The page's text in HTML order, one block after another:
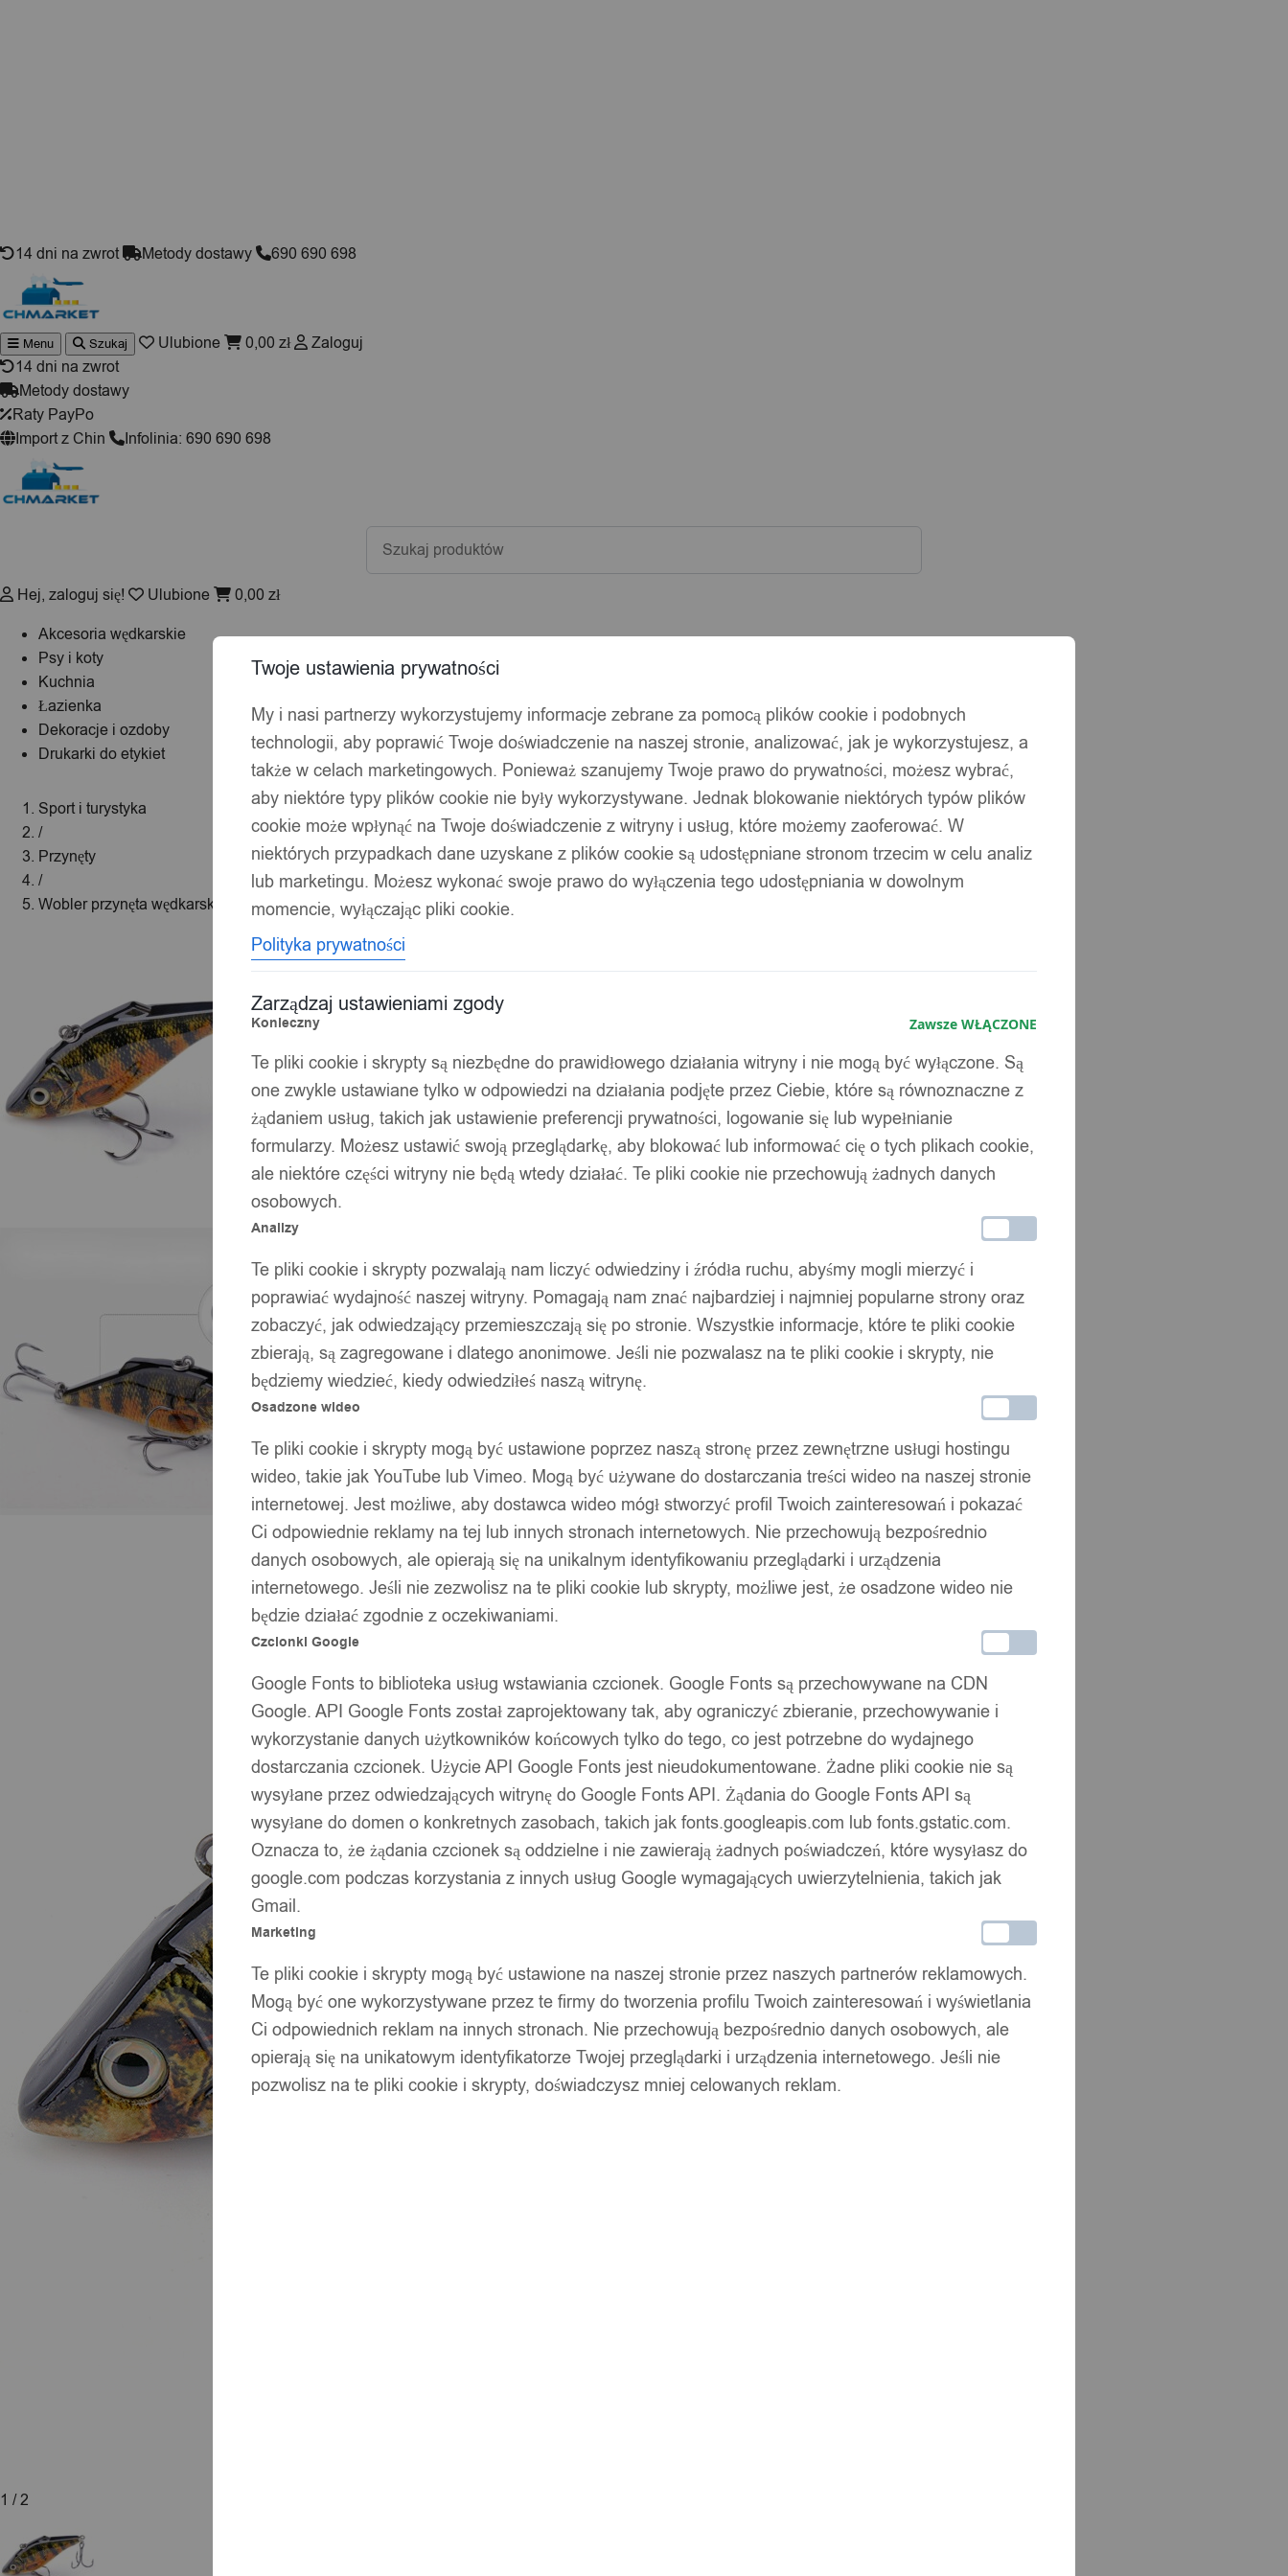
14 dni na zwrot Metody dostawy 690 690 698
Menu Szukaj Ulubione 0,00 zł
Zaloguj
14 dni na zwrot
Metody dostawy
Raty PayPo
Import z Chin
Infolinia: 690 690 698
Wyszukiwarka
produktów
Hej, zaloguj się! Ulubione 0,00 zł
Akcesoria wędkarskie
Psy i koty
Kuchnia
Łazienka
Dekoracje i ozdoby
Drukarki do etykiet
Sport i turystyka
/
Przynęty
/
Wobler przynęta wędkarska szczupak sandacz sum okoń skuteczny 7cm 13g
1 / 2
Twoje ustawienia prywatności
My i nasi partnerzy wykorzystujemy informacje zebrane za pomocą plików cookie i podobnych
technologii, aby poprawić Twoje doświadczenie na naszej stronie, analizować, jak je wykorzystujesz, a
także w celach marketingowych. Ponieważ szanujemy Twoje prawo do prywatności, możesz wybrać,
aby niektóre typy plików cookie nie były wykorzystywane. Jednak blokowanie niektórych typów plików
cookie może wpłynąć na Twoje doświadczenie z witryny i usług, które możemy zaoferować. W
niektórych przypadkach dane uzyskane z plików cookie są udostępniane stronom trzecim w celu analiz
lub marketingu. Możesz wykonać swoje prawo do wyłączenia tego udostępniania w dowolnym
momencie, wyłączając pliki cookie.
Polityka prywatności
Zarządzaj ustawieniami zgody
Konieczny Zawsze WŁĄCZONE
Te pliki cookie i skrypty są niezbędne do prawidłowego działania witryny i nie mogą być wyłączone. Są
one zwykle ustawiane tylko w odpowiedzi na działania podjęte przez Ciebie, które są równoznaczne z
żądaniem usług, takich jak ustawienie preferencji prywatności, logowanie się lub wypełnianie
formularzy. Możesz ustawić swoją przeglądarkę, aby blokować lub informować cię o tych plikach cookie,
ale niektóre części witryny nie będą wtedy działać. Te pliki cookie nie przechowują żadnych danych
osobowych.
Analizy
Te pliki cookie i skrypty pozwalają nam liczyć odwiedziny i źródła ruchu, abyśmy mogli mierzyć i
poprawiać wydajność naszej witryny. Pomagają nam znać najbardziej i najmniej popularne strony oraz
zobaczyć, jak odwiedzający przemieszczają się po stronie. Wszystkie informacje, które te pliki cookie
zbierają, są zagregowane i dlatego anonimowe. Jeśli nie pozwalasz na te pliki cookie i skrypty, nie
będziemy wiedzieć, kiedy odwiedziłeś naszą witrynę.
Osadzone wideo
Te pliki cookie i skrypty mogą być ustawione poprzez naszą stronę przez zewnętrzne usługi hostingu
wideo, takie jak YouTube lub Vimeo. Mogą być używane do dostarczania treści wideo na naszej stronie
internetowej. Jest możliwe, aby dostawca wideo mógł stworzyć profil Twoich zainteresowań i pokazać
Ci odpowiednie reklamy na tej lub innych stronach internetowych. Nie przechowują bezpośrednio
danych osobowych, ale opierają się na unikalnym identyfikowaniu przeglądarki i urządzenia
internetowego. Jeśli nie zezwolisz na te pliki cookie lub skrypty, możliwe jest, że osadzone wideo nie
będzie działać zgodnie z oczekiwaniami.
Czcionki Google
Google Fonts to biblioteka usług wstawiania czcionek. Google Fonts są przechowywane na CDN
Google. API Google Fonts został zaprojektowany tak, aby ograniczyć zbieranie, przechowywanie i
wykorzystanie danych użytkowników końcowych tylko do tego, co jest potrzebne do wydajnego
dostarczania czcionek. Użycie API Google Fonts jest nieudokumentowane. Żadne pliki cookie nie są
wysyłane przez odwiedzających witrynę do Google Fonts API. Żądania do Google Fonts API są
wysyłane do domen o konkretnych zasobach, takich jak fonts.googleapis.com lub fonts.gstatic.com.
Oznacza to, że żądania czcionek są oddzielne i nie zawierają żadnych poświadczeń, które wysyłasz do
google.com podczas korzystania z innych usług Google wymagających uwierzytelnienia, takich jak
Gmail.
Marketing
Te pliki cookie i skrypty mogą być ustawione na naszej stronie przez naszych partnerów reklamowych.
Mogą być one wykorzystywane przez te firmy do tworzenia profilu Twoich zainteresowań i wyświetlania
Ci odpowiednich reklam na innych stronach. Nie przechowują bezpośrednio danych osobowych, ale
opierają się na unikatowym identyfikatorze Twojej przeglądarki i urządzenia internetowego. Jeśli nie
pozwolisz na te pliki cookie i skrypty, doświadczysz mniej celowanych reklam.